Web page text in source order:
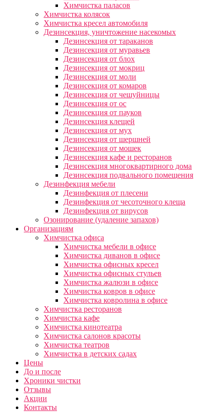
Химчистка паласов
Химчистка колясок
Химчистка кресел автомобиля
Дезинсекция, уничтожение насекомых
Дезинсекция от тараканов
Дезинсекция от муравьев
Дезинсекция от блох
Дезинсекция от мокриц
Дезинсекция от моли
Дезинсекция от комаров
Дезинсекция от чешуйницы
Дезинсекция от ос
Дезинсекция от пауков
Дезинсекция клещей
Дезинсекция от мух
Дезинсекция от шершней
Дезинсекция от мошек
Дезинсекция кафе и ресторанов
Дезинсекция многоквартирного дома
Дезинсекция подвального помещения
Дезинфекция мебели
Дезинфекция от плесени
Дезинфекция от чесоточного клеща
Дезинфекция от вирусов
Озонирование (удаление запахов)
Организациям
Химчистка офиса
Химчистка мебели в офисе
Химчистка диванов в офисе
Химчистка офисных кресел
Химчистка офисных стульев
Химчистка жалюзи в офисе
Химчистка ковров в офисе
Химчистка ковролина в офисе
Химчистка ресторанов
Химчистка кафе
Химчистка кинотеатра
Химчистка салонов красоты
Химчистка театров
Химчистка в детских садах
Цены
До и после
Хроники чистки
Отзывы
Акции
Контакты